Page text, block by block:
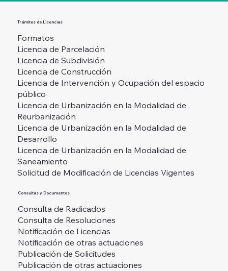
Trámites de Licencias
Formatos
Licencia de Parcelación
Licencia de Subdivisión
Licencia de Construcción
Licencia de Intervención y Ocupación del espacio
público
Licencia de Urbanización en la Modalidad de
Reurbanización
Licencia de Urbanización en la Modalidad de
Desarrollo
Licencia de Urbanización en la Modalidad de
Saneamiento
Solicitud de Modificación de Licencias Vigentes
Consultas y Documentos
Consulta de Radicados
Consulta de Resoluciones
Notificación de Licencias
Notificación de otras actuaciones
Publicación de Solicitudes
Publicación de otras actuaciones